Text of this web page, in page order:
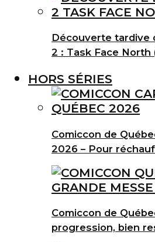
Découverte tardive
2 : Task Face North
HORS SÉRIES
Comiccon de
2026 – Pour
Comiccon de
progression, bien